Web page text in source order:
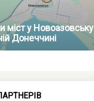
міст у Новоазовську
Донеччині